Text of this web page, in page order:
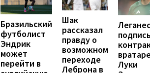
Бразильский
футболист
Эндрик
может
перейти в
Шак
рассказал
правду о
возможном
переходе
Леброна в
Луки